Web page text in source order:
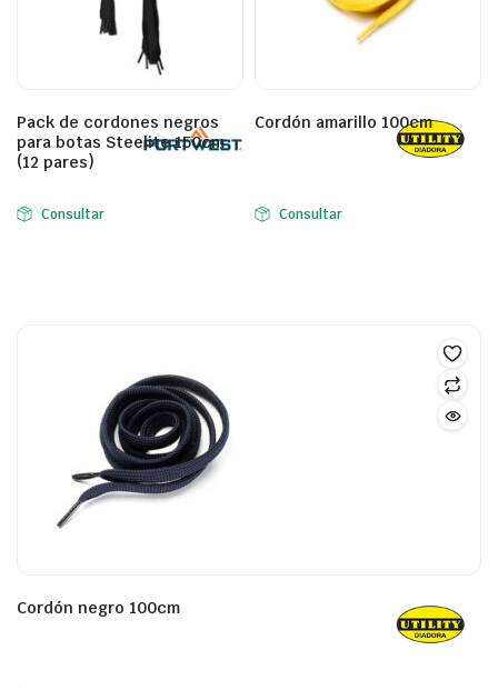
Pack de cordones negros
para botas Steelite 150cm
(12 pares)
Consultar
Cordón amarillo 100cm
Consultar
Cordón negro 100cm